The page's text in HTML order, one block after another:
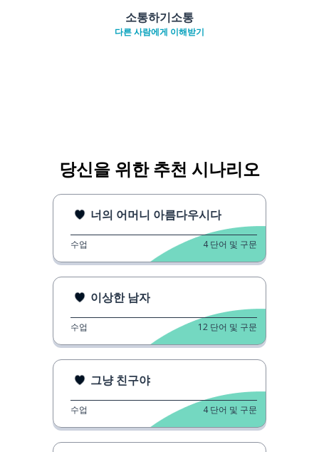
소통하기소통
다른 사람에게 이해받기
당신을 위한 추천 시나리오
너의 어머니 아름다우시다
수업 4 단어 및 구문
이상한 남자
수업 12 단어 및 구문
그냥 친구야
수업 4 단어 및 구문